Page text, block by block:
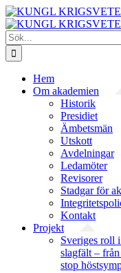
Fortsätt
till
innehållet
Sök
efter:
Hem
Om akademien
Historik
Presidiet
Ämbetsmän
Utskott
Avdelningar
Ledamöter
Revisorer
Stadgar för
Kontakt
Projekt
Sveriges roll
slagfält –
stop